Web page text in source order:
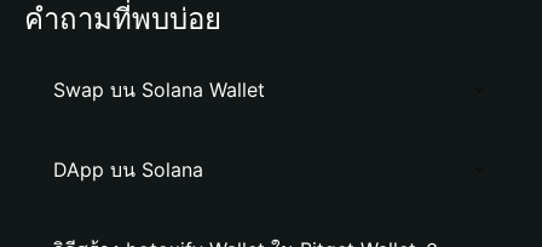
คำถามที่พบบ่อย
Swap บน Solana Wallet
DApp บน Solana